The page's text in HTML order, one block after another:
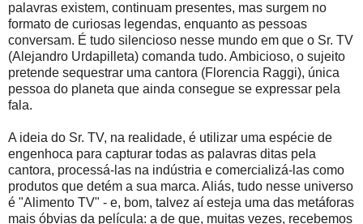
palavras existem, continuam presentes, mas surgem no
formato de curiosas legendas, enquanto as pessoas
conversam. É tudo silencioso nesse mundo em que o Sr. TV
(Alejandro Urdapilleta) comanda tudo. Ambicioso, o sujeito
pretende sequestrar uma cantora (Florencia Raggi), única
pessoa do planeta que ainda consegue se expressar pela
fala.
A ideia do Sr. TV, na realidade, é utilizar uma espécie de
engenhoca para capturar todas as palavras ditas pela
cantora, processá-las na indústria e comercializá-las como
produtos que detém a sua marca. Aliás, tudo nesse universo
é "Alimento TV" - e, bom, talvez aí esteja uma das metáforas
mais óbvias da película: a de que, muitas vezes, recebemos